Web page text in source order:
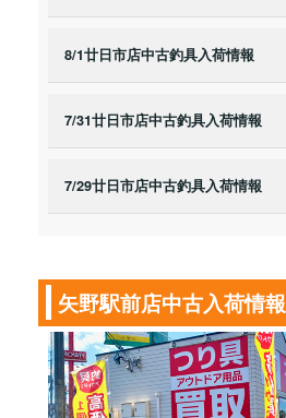
8/1廿日市店中古釣具入荷情報
7/31廿日市店中古釣具入荷情報
7/29廿日市店中古釣具入荷情報
矢野駅前店中古入荷情報